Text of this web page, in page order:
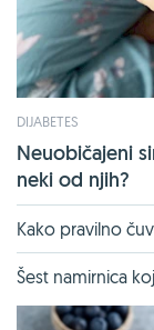
DIJABETES
Neuobičajeni
neki od njih?
Kako pravilno
Šest namirnica